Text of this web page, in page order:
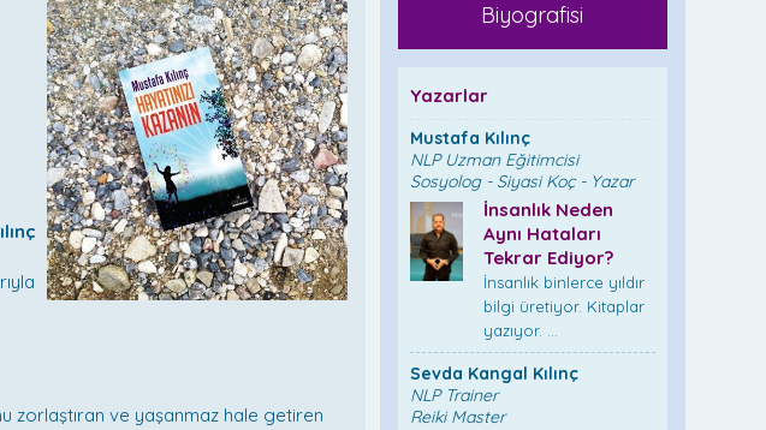
zorlaştıran ve yaşanmaz hale getiren
Biyografisi
Yazarlar
Mustafa Kılınç
NLP Uzman Eğitimcisi
Sosyolog - Siyasi Koç - Yazar
İnsanlık Neden
Aynı Hataları
Tekrar Ediyor?
İnsanlık binlerce yıldır
bilgi üretiyor. Kitaplar
yazıyor. ...
Sevda Kangal Kılınç
NLP Trainer
Reiki Master